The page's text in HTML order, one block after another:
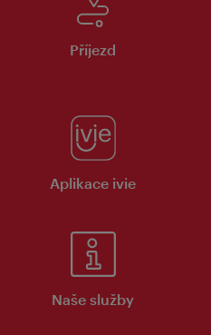
Příjezd
Aplikace ivie
Naše služby